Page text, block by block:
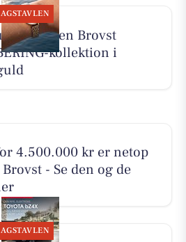
Jeppesen Brovst
kollektion i
4.500.000 kr er netop
- Se den og de